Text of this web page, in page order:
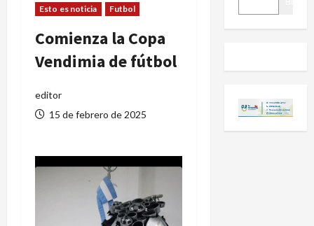
Esto es noticia Futbol
Comienza la Copa
Vendimia de fútbol
editor
15 de febrero de 2025